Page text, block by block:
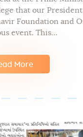
that our
Foundation and
event. This…
More